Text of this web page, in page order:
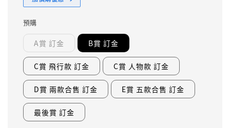
預購
A賞 訂金 B賞 訂金
C賞 飛行款 訂金 C賞 人物款 訂金
D賞 兩款合售 訂金 E賞 五款合售 訂金
最後賞 訂金